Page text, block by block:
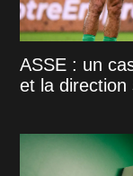
ASSE : un
et la direction